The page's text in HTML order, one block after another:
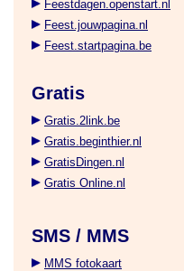
Feestdagen.openstart.nl
Feest.jouwpagina.nl
Feest.startpagina.be
Gratis
Gratis.2link.be
Gratis.beginthier.nl
GratisDingen.nl
Gratis Online.nl
SMS / MMS
MMS fotokaart